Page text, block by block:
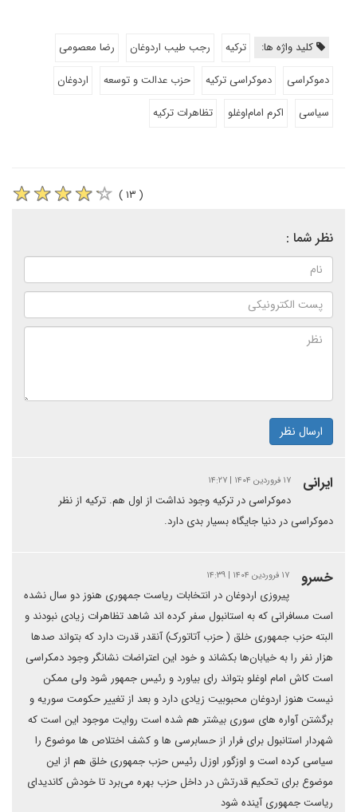
کلید واژه ها: ترکیه رجب طیب اردوغان
رضا معصومی
دموکراسی
دموکراسی ترکیه حزب عدالت و توسعه
اردوغان
سیاسی
اکرم امام‌اوغلو تظاهرات ترکیه
( ۱۳ )
نظر شما :
ارسال نظر
ایرانی ۱۷ فروردین ۱۴۰۴ | ۱۴:۲۷
دموکراسی در ترکیه وجود نداشت از اول هم. ترکیه از نظر
دموکراسی در دنیا جایگاه بسیار بدی دارد.
خسرو ۱۷ فروردین ۱۴۰۴ | ۱۴:۳۹
پیروزی اردوغان در انتخابات ریاست جمهوری هنوز دو سال نشده
است مسافرانی که به استانبول سفر کرده اند شاهد تظاهرات زیادی نبودند و
البته حزب جمهوری خلق ( حزب آتاتورک) آنقدر قدرت دارد که بتواند صدها
هزار نفر را به خیابان‌ها بکشاند و خود این اعتراضات نشانگر وجود دمکراسی
است کاش امام اوغلو بتواند رای بیاورد و رئیس جمهور شود ولی ممکن
نیست هنوز اردوغان محبوبیت زیادی دارد و بعد از تغییر حکومت سوریه و
برگشتن آواره های سوری بیشتر هم شده است روایت موجود این است که
شهردار استانبول برای فرار از حسابرسی ها و کشف اختلاص ها موضوع را
سیاسی کرده است و اوزگور اوزل رئیس حزب جمهوری خلق هم از این
موضوع برای تحکیم قدرتش در داخل حزب بهره می‌برد تا خودش کاندیدای
ریاست جمهوری آینده شود